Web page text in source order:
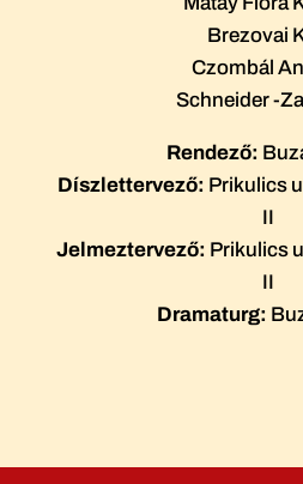
Brezovai
Czombál
Schneider -
Rendező:
Díszlettervező: Prikulics
II
Jelmeztervező: Prikulics
II
Dramaturg: